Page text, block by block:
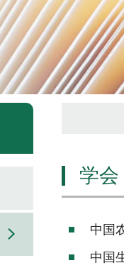
学会
中国
中国